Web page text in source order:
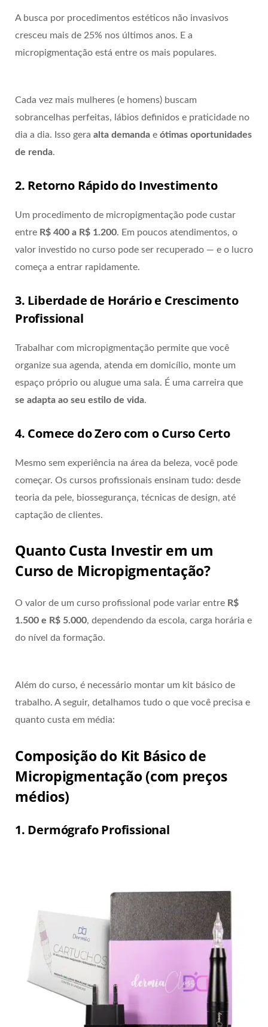
A busca por procedimentos estéticos não invasivos
cresceu mais de 25% nos últimos anos. E a
micropigmentação está entre os mais populares.
Cada vez mais mulheres (e homens) buscam
sobrancelhas perfeitas, lábios definidos e praticidade no
dia a dia. Isso gera alta demanda e ótimas oportunidades
de renda.
2. Retorno Rápido do Investimento
Um procedimento de micropigmentação pode custar
entre R$ 400 a R$ 1.200. Em poucos atendimentos, o
valor investido no curso pode ser recuperado — e o lucro
começa a entrar rapidamente.
3. Liberdade de Horário e Crescimento
Profissional
Trabalhar com micropigmentação permite que você
organize sua agenda, atenda em domicílio, monte um
espaço próprio ou alugue uma sala. É uma carreira que
se adapta ao seu estilo de vida.
4. Comece do Zero com o Curso Certo
Mesmo sem experiência na área da beleza, você pode
começar. Os cursos profissionais ensinam tudo: desde
teoria da pele, biossegurança, técnicas de design, até
captação de clientes.
Quanto Custa Investir em um
Curso de Micropigmentação?
O valor de um curso profissional pode variar entre R$
1.500 e R$ 5.000, dependendo da escola, carga horária e
do nível da formação.
Além do curso, é necessário montar um kit básico de
trabalho. A seguir, detalhamos tudo o que você precisa e
quanto custa em média:
Composição do Kit Básico de
Micropigmentação (com preços
médios)
1. Dermógrafo Profissional